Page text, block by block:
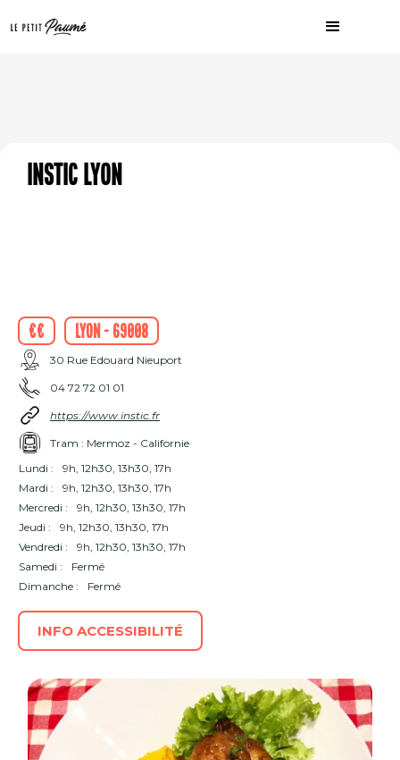
INSTIC Lyon
€€ Lyon - 69008
30 Rue Edouard Nieuport
04 72 72 01 01
https://www.instic.fr
Tram : Mermoz - Californie
Lundi :
9h, 12h30, 13h30, 17h
Mardi :
9h, 12h30, 13h30, 17h
Mercredi :
9h, 12h30, 13h30, 17h
Jeudi :
9h, 12h30, 13h30, 17h
Vendredi :
9h, 12h30, 13h30, 17h
Samedi :
Fermé
Dimanche :
Fermé
INFO ACCESSIBILITÉ